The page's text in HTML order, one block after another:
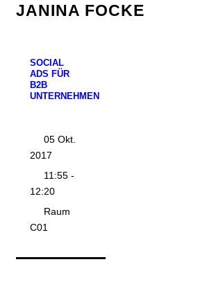
JANINA FOCKE
SOCIAL
ADS FÜR
B2B
UNTERNEHMEN
05 Okt.
2017
11:55 -
12:20
Raum
C01